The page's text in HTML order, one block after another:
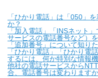
「ひかり電話」は「050」
か？
「加入電話」「INSネット
サービスの電話番号など）
「追加番号」について知りた
「ひかり電話」「ひかり電
するには、何か特別な情報
他社の電話サービスから
合、電話番号は変わりますか